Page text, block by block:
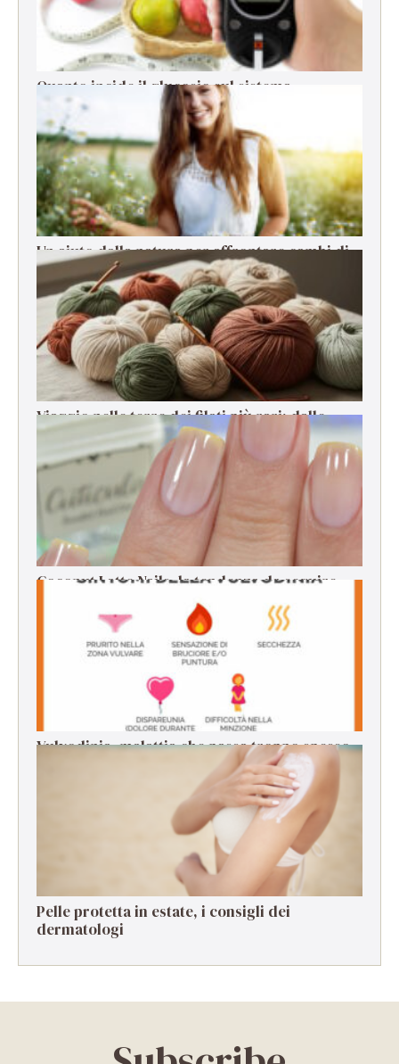
Quanto incide il glucosio sul sistema
immunitario?
Un aiuto dalla natura per affrontare cambi di
stagione, stress e cali di energia
Viaggio nelle terre dei filati più rari: dalle
origini alla filatura
Coconut Latte Nails, la tendenza da seguire
Vulvodinia, malattia che passa troppo spesso
Pelle protetta in estate, i consigli dei
dermatologi